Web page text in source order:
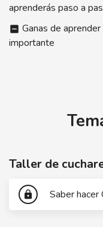
aprenderás paso a
indeterminate_check_box Ganas de
importante
Taller de
lock Saber hacer